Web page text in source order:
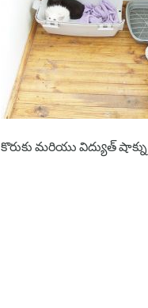
కొరుకు మరియు విద్యుత్